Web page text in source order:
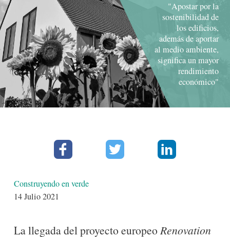
"Apostar por la
sostenibilidad de
los edificios,
además de aportar
al medio ambiente,
significa un mayor
rendimiento
económico"
FacebookTwitter Linkedin
DetallesConstruyendo en verde
14 Julio 2021
La llegada del proyecto europeo Renovation